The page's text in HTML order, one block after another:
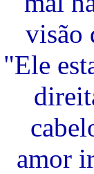
visão
"Ele
amor